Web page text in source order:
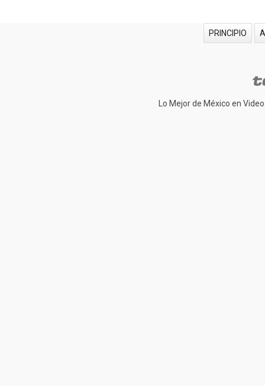
PRINCIPIO
Lo Mejor de México en